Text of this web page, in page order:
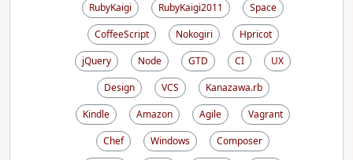
RubyKaigi
RubyKaigi2011
Space
CoffeeScript
Nokogiri
Hpricot
jQuery
Node GTD CI
UX
Design
VCS
Kanazawa.rb
Kindle
Amazon Agile
Vagrant
Chef
Windows
Composer